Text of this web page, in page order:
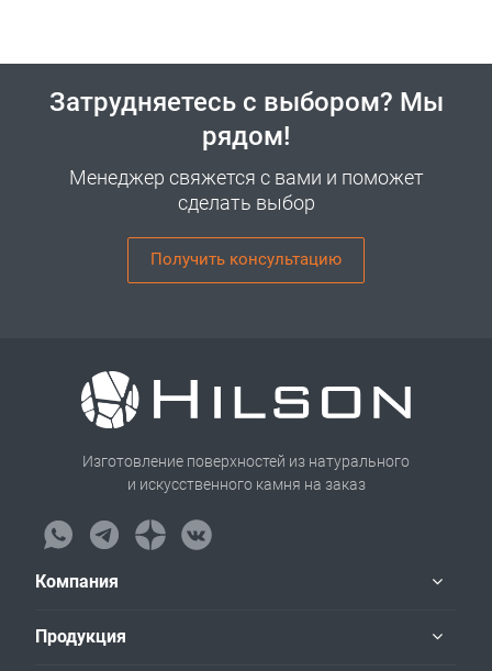
Затрудняетесь с выбором? Мы
рядом!
Менеджер свяжется с вами и поможет
сделать выбор
Получить консультацию
Изготовление поверхностей из натурального
и искусственного камня на заказ
Компания
Продукция